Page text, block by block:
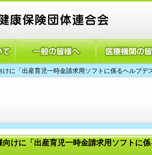
けに「出産育児一時金請求用ソフトに係るヘルプ
向けに「出産育児一時金請求用ソフトに